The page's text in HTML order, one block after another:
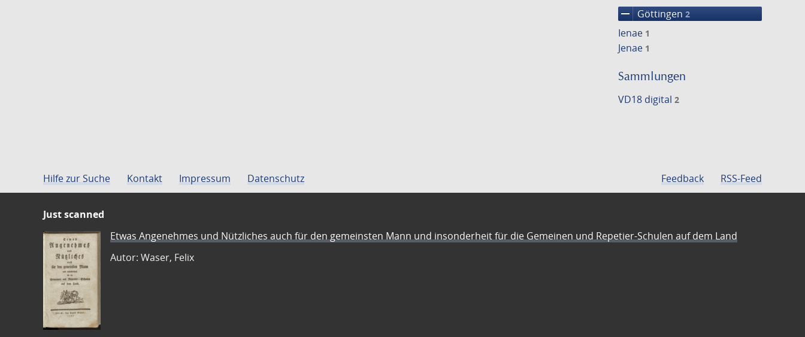
remove Göttingen 2
Ienae 1
Jenae 1
Sammlungen
VD18 digital 2
Hilfe zur Suche Kontakt Impressum Datenschutz Feedback RSS-Feed
Just scanned
Etwas Angenehmes und Nützliches auch für den gemeinsten Mann und insonderheit für die Gemeinen und Repetier-Schulen auf dem Land
Autor: Waser, Felix